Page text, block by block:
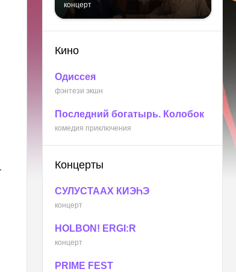
концерт
Кино
Одиссея
фэнтези экшн
Последний богатырь. Колобок
комедия приключения
Концерты
СУЛУСТААХ КИЭҺЭ
концерт
HOLBON! ERGI:R
концерт
PRIME FEST